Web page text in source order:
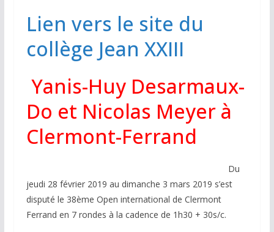
Lien vers le site du
collège Jean XXIII
Yanis-Huy Desarmaux-
Do et Nicolas Meyer à
Clermont-Ferrand
Du
jeudi 28 février 2019 au dimanche 3 mars 2019 s’est
disputé le 38ème Open international de Clermont
Ferrand en 7 rondes à la cadence de 1h30 + 30s/c.